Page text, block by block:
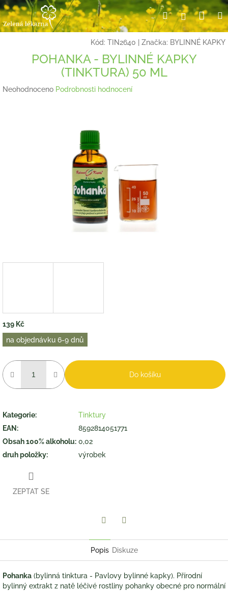
Přejít
na
obsah
HledatPřihlášení
Kód: TIN2640 Značka: BYLINNÉ KAPKY
POHANKA - BYLINNÉ KAPKY
(TINKTURA) 50 ML
Průměrné
Neohodnoceno Podrobnosti hodnocení
139 Kč
Měrná
cena:
na objednávku 6-9 dnů
Do košíku
Kategorie:
Tinktury
EAN :
8592814051771
Obsah 100% alkoholu: 0,02
druh položky: výrobek
ZEPTAT SE
Popis Diskuze
Pohanka (bylinná tinktura - Pavlovy bylinné kapky). Přírodní
bylinný extrakt z natě léčivé rostliny pohanky obecné pro normální